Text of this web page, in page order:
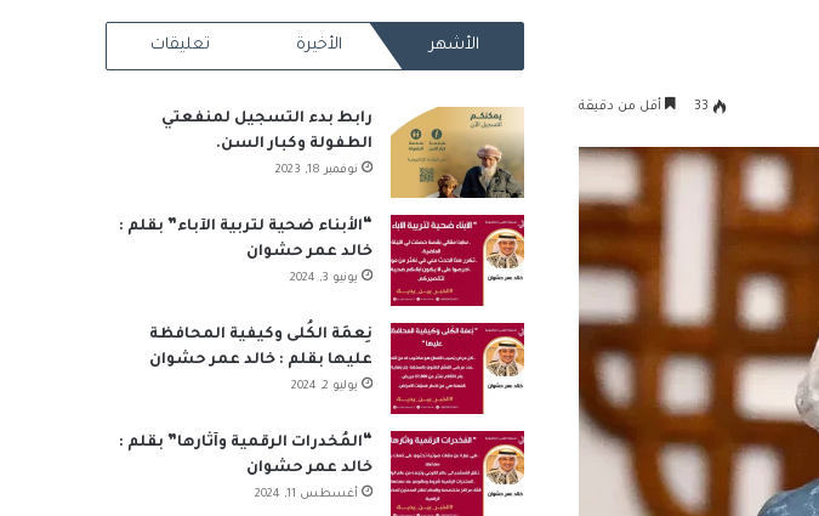
33 أقل من دقيقة
RSS
الأشهر الأخيرة تعليقات
رابط بدء التسجيل لمنفعتي
الطفولة وكبار السن.
نوفمبر 18, 2023
“الأبناء ضحية لتربية الآباء” بقلم :
خالد عمر حشوان
يونيو 3, 2024
نِعمَة الكُلى وكيفية المحافظة
عليها بقلم : خالد عمر حشوان
يوليو 2, 2024
“المُخدرات الرقمية وآثارها” بقلم :
خالد عمر حشوان
أغسطس 11, 2024